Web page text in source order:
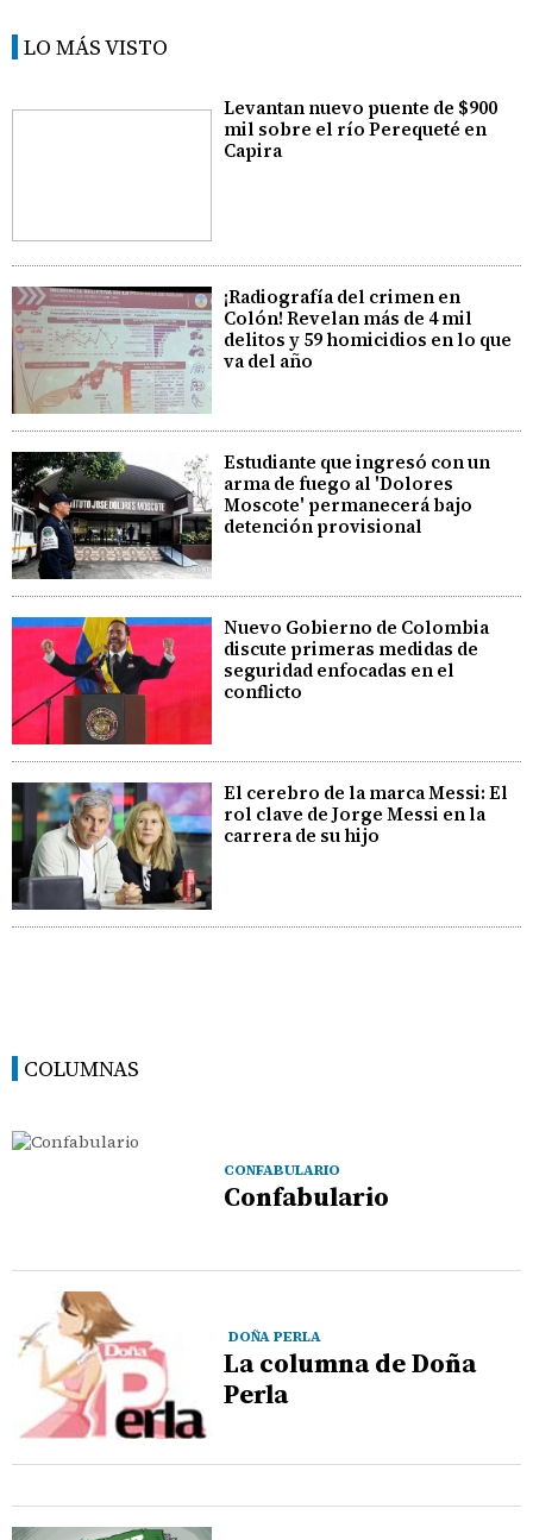
LO MÁS VISTO
Levantan nuevo puente de $900
mil sobre el río Perequeté en
Capira
¡Radiografía del crimen en
Colón! Revelan más de 4 mil
delitos y 59 homicidios en lo que
va del año
Estudiante que ingresó con un
arma de fuego al 'Dolores
Moscote' permanecerá bajo
detención provisional
Nuevo Gobierno de Colombia
discute primeras medidas de
seguridad enfocadas en el
conflicto
El cerebro de la marca Messi: El
rol clave de Jorge Messi en la
carrera de su hijo
COLUMNAS
CONFABULARIO
Confabulario
DOÑA PERLA
La columna de Doña
Perla